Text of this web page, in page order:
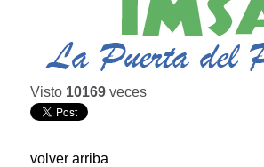
Visto 10169 veces
volver arriba